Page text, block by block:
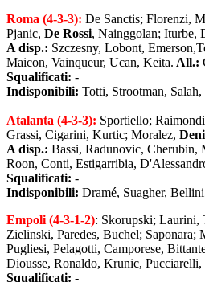
Roma (4-3-3): De Sanctis; Florenzi,
Pjanic, De Rossi, Nainggolan; Iturbe,
A disp.: Szczesny, Lobont,
Maicon, Vainqueur, Ucan, Keita. All.:
Squalificati: -
Indisponibili: Totti, Strootman,
Atalanta (4-3-3): Sportiello;
Grassi, Cigarini, Kurtic; Moralez,
A disp.: Bassi, Radunovic,
Roon, Conti, Estigarribia,
Squalificati: -
Indisponibili: Dramé, Suagher,
Empoli (4-3-1-2): Skorupski; Laurini,
Zielinski, Paredes, Buchel; Saponara;
Pugliesi, Pelagotti, Camporese,
Diousse, Ronaldo, Krunic,
Squalificati: -